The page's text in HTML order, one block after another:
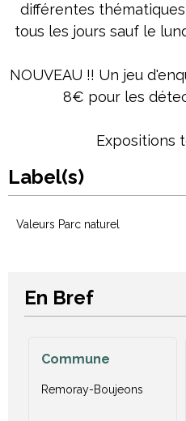
différentes
tous les jours sauf le
NOUVEAU !! Un jeu
8€ pour les
Expositions
Label(s)
Valeurs Parc naturel
En Bref
Commune
Remoray-Boujeons